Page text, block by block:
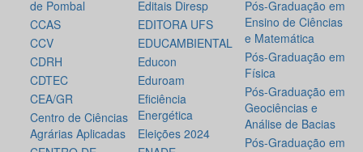
de Pombal
CCAS
CCV
CDRH
CDTEC
CEA/GR
Centro de Ciências
Agrárias Aplicadas
Editais Diresp
EDITORA UFS
EDUCAMBIENTAL
Educon
Eduroam
Eficiência
Energética
Eleições 2024
Pós-Graduação em
Ensino de Ciências
e Matemática
Pós-Graduação em
Física
Pós-Graduação em
Geociências e
Análise de Bacias
Pós-Graduação em